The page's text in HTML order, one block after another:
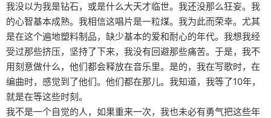
我没以为我是钻石，或是什么大天才临世。我还没那么狂妄。我
的心智基本成熟。我相信这唱片是一粒煤。我为此而荣幸。尤其
是在这个遍地塑料制品，缺少基本的爱和耐心的年代。我想我经
受过那些挤压，坚持了下来，我没有回避那些痛苦。于是，我不
用刻意做什么，他们都会释放在音乐里。是的，我在写歌时，在
编曲时，感觉到了他们。他们都在那儿。我知道，我等了10年，
就是在等这些时刻。
我不是一个自觉的人，如果重来一次，我也未必有勇气把这些年